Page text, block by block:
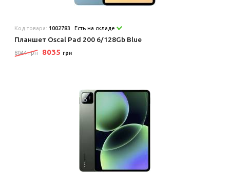
Код товара: 1002783 Есть на складе
Планшет Oscal Pad 200 6/128Gb Blue
8044 грн 8035 грн